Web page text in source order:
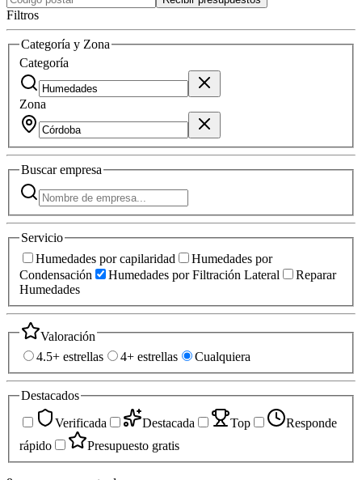
Filtros
Categoría y Zona
Categoría
Zona
Buscarempresa
Servicio
Humedades por capilaridad
Humedades por
Condensación
Humedades por Filtración Lateral
Reparar
Humedades
Valoración
4.5+ estrellas
4+ estrellas Cualquiera
Destacados
Verificada
Destacada Top
Responde
rápido
Presupuesto gratis